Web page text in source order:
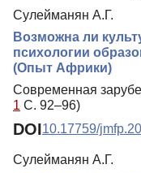
Сулейманян А.Г.
Возможна ли
психологии
(Опыт Африки)
Современная
1 С. 92–96)
DOI10.17759/
Сулейманян А.Г.